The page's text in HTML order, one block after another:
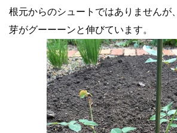
根元からのシュートではありませんが、
芽がグーーーンと伸びています。